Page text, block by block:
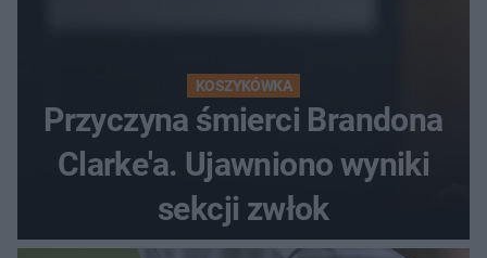
KOSZYKÓWKA
Przyczyna śmierci Brandona
Clarke'a. Ujawniono wyniki
sekcji zwłok